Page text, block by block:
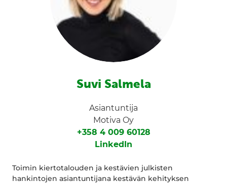
Suvi Salmela
Asiantuntija
Motiva Oy
+358 4 009 60128
LinkedIn
Toimin kiertotalouden ja kestävien julkisten
hankintojen asiantuntijana kestävän kehityksen